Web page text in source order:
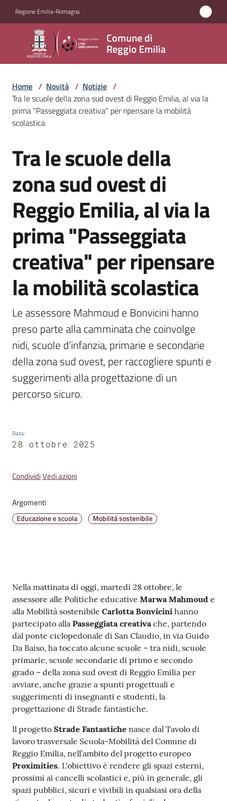
Regione Emilia-Romagna
Comune di
Reggio Emilia
Comune
di
Reggio
Emilia
Amministrazione
Servizi
Novità
Menu selezionato
Vivere
Reggio
Emilia
Tutti
gli
argomenti
T
u
i
s
E
e
t
i
Home / Novità / Notizie /
Tra le scuole della zona sud ovest di Reggio Emilia, al via la
prima "Passeggiata creativa" per ripensare la mobilità
scolastica
Salta al contenuto
Tra le scuole della
zona sud ovest di
Reggio Emilia, al via la
prima "Passeggiata
creativa" per ripensare
la mobilità scolastica
Le assessore Mahmoud e Bonvicini hanno
preso parte alla camminata che coinvolge
nidi, scuole d’infanzia, primarie e secondarie
della zona sud ovest, per raccogliere spunti e
suggerimenti alla progettazione di un
percorso sicuro.
Data:
28 ottobre 2025
CondividiVedi azioni
Argomenti
Educazione e scuola Mobilità sostenibile
Contenuto
Nella mattinata di oggi, martedì 28 ottobre, le
assessore alle Politiche educative Marwa Mahmoud e
alla Mobilità sostenibile Carlotta Bonvicini hanno
partecipato alla Passeggiata creativache, partendo
dal ponte ciclopedonale di San Claudio, in via Guido
Da Baiso, ha toccato alcune scuole – tra nidi, scuole
primarie, scuole secondarie di primo e secondo
grado – della zona sud ovest di Reggio Emilia per
avviare, anche grazie a spunti progettuali e
suggerimenti di insegnanti e studenti, la
progettazione di Strade fantastiche.
Il progetto Strade Fantastiche nasce dal Tavolo di
lavoro trasversale Scuola-Mobilità del Comune di
Reggio Emilia, nell’ambito del progetto europeo
Proximities. L'obiettivo è rendere gli spazi esterni,
prossimi ai cancelli scolastici e, più in generale, gli
spazi pubblici, sicuri e vivibili in qualsiasi ora della